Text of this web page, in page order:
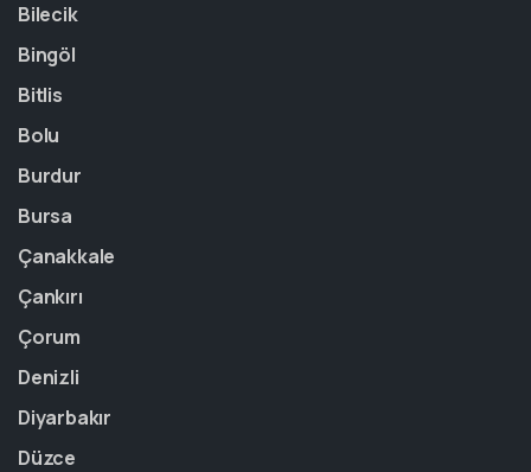
Bilecik
Bingöl
Bitlis
Bolu
Burdur
Bursa
Çanakkale
Çankırı
Çorum
Denizli
Diyarbakır
Düzce